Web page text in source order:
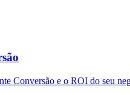
Conversão e o ROI do seu